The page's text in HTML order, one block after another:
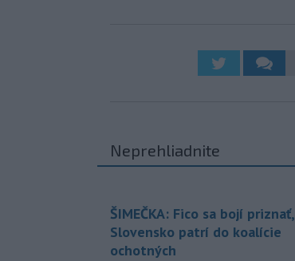
Neprehliadnite
ŠIMEČKA: Fico sa bojí
Slovensko patrí do koalície
ochotných